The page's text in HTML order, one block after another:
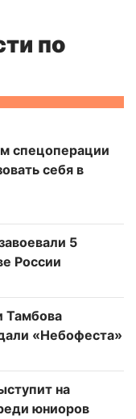
по
спецоперации
себя в
5
России
Тамбова
«Небофеста»
на
юниоров